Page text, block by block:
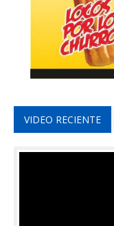
VIDEO RECIENTE